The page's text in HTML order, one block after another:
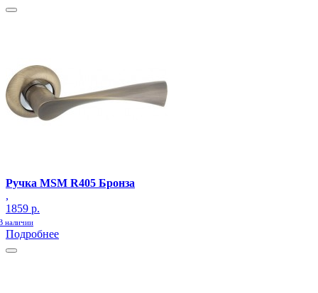
Ручка MSM R405 Бронза
,
1859 р.
наличии
Подробнее